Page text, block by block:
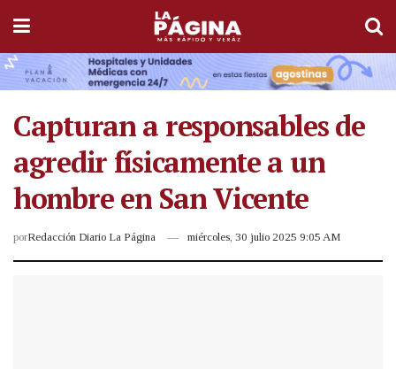
Capturan a responsables de
agredir físicamente a un
hombre en San Vicente
porRedacción Diario La Página miércoles, 30 julio 2025 9:05 AM